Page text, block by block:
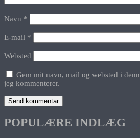
Navn *
E-mail *
Websted
Gem mit navn, mail og websted i
jeg kommenterer.
POPULÆRE INDLÆG